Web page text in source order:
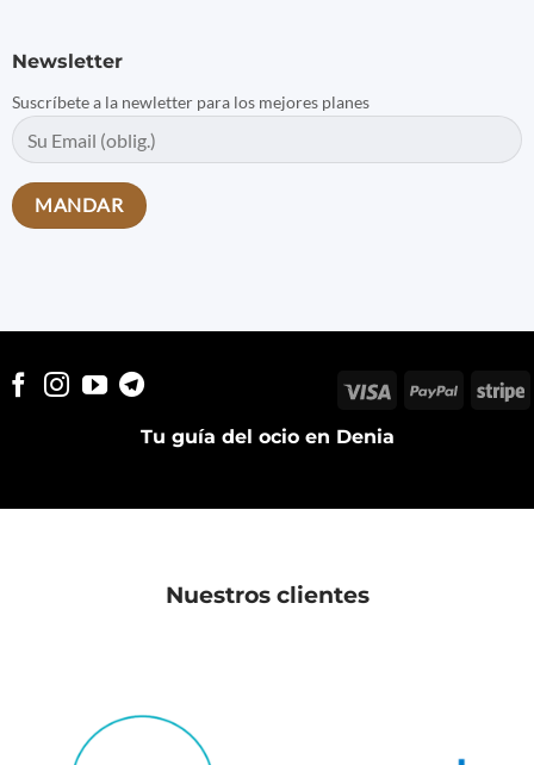
Newsletter
Suscríbete a la newletter para los mejores planes
Tu guía del ocio en Denia
Visa PayPal
Nuestros clientes